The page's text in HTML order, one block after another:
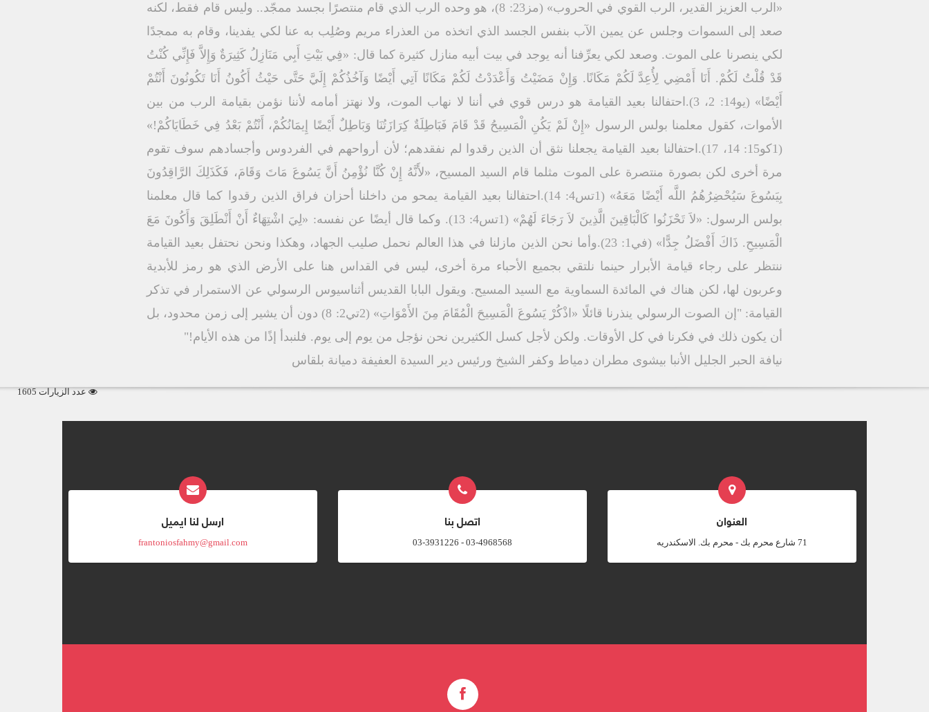
«الرب العزيز القدير، الرب القوي في الحروب» (مز23: 8)، هو وحده الرب الذي قام منتصرًا بجسد ممجّد.. وليس قام فقط، لكنه
صعد إلى السموات وجلس عن يمين الآب بنفس الجسد الذي اتخذه من العذراء مريم وصُلِب به عنا لكي يفدينا، وقام به ممجدًا
لكي ينصرنا على الموت. وصعد لكي يعرِّفنا أنه يوجد في بيت أبيه منازل كثيرة كما قال: «فِي بَيْتِ أَبِي مَنَازِلُ كَثِيرَةٌ وَإِلاَّ فَإِنِّي كُنْتُ
قَدْ قُلْتُ لَكُمْ. أَنَا أَمْضِي لِأُعِدَّ لَكُمْ مَكَانًا. وَإِنْ مَضَيْتُ وَأَعْدَدْتُ لَكُمْ مَكَانًا آتِي أَيْضًا وَآخُذُكُمْ إِلَيَّ حَتَّى حَيْثُ أَكُونُ أَنَا تَكُونُونَ أَنْتُمْ
أَيْضًا» (يو14: 2، 3).احتفالنا بعيد القيامة هو درس قوي في أننا لا نهاب الموت، ولا نهتز أمامه لأننا نؤمن بقيامة الرب من بين
الأموات، كقول معلمنا بولس الرسول «إِنْ لَمْ يَكُنِ الْمَسِيحُ قَدْ قَامَ فَبَاطِلَةٌ كِرَازَتُنَا وَبَاطِلٌ أَيْضًا إِيمَانُكُمْ، أَنْتُمْ بَعْدُ فِي خَطَايَاكُمْ!»
(1كو15: 14، 17).احتفالنا بعيد القيامة يجعلنا نثق أن الذين رقدوا لم نفقدهم؛ لأن أرواحهم في الفردوس وأجسادهم سوف تقوم
مرة أخرى لكن بصورة منتصرة على الموت مثلما قام السيد المسيح، «لأَنَّهُ إِنْ كُنَّا نُؤْمِنُ أَنَّ يَسُوعَ مَاتَ وَقَامَ، فَكَذَلِكَ الرَّاقِدُونَ
بِيَسُوعَ سَيُحْضِرُهُمُ اللَّه أَيْضًا مَعَهُ» (1تس4: 14).احتفالنا بعيد القيامة يمحو من داخلنا أحزان فراق الذين رقدوا كما قال معلمنا
بولس الرسول: «لاَ تَحْزَنُوا كَالْبَاقِينَ الَّذِينَ لاَ رَجَاءَ لَهُمْ» (1تس4: 13). وكما قال أيضًا عن نفسه: «لِيَ اشْتِهَاءٌ أَنْ أَنْطَلِقَ وَأَكُونَ مَعَ
الْمَسِيحِ. ذَاكَ أَفْضَلُ جِدًّا» (في1: 23).وأما نحن الذين مازلنا في هذا العالم نحمل صليب الجهاد، وهكذا ونحن نحتفل بعيد القيامة
ننتظر على رجاء قيامة الأبرار حينما نلتقي بجميع الأحباء مرة أخرى، ليس في القداس هنا على الأرض الذي هو رمز للأبدية
وعربون لها، لكن هناك في المائدة السماوية مع السيد المسيح. ويقول البابا القديس أثناسيوس الرسولي عن الاستمرار في تذكر
القيامة: "إن الصوت الرسولي ينذرنا قائلًا «اذْكُرْ يَسُوعَ الْمَسِيحَ الْمُقَامَ مِنَ الأَمْوَاتِ» (2تي2: 8) دون أن يشير إلى زمن محدود، بل
أن يكون ذلك في فكرنا في كل الأوقات. ولكن لأجل كسل الكثيرين نحن نؤجل من يوم إلى يوم. فلنبدأ إذًا من هذه الأيام!"
نيافة الحبر الجليل الأنبا بيشوى مطران دمياط وكفر الشيخ ورئيس دير السيدة العفيفة دميانة بلقاس
عدد الزيارات 1605
العنوان
‎71 شارع محرم بك - محرم بك. الاسكندريه
اتصل بنا
03-4968568 - 03-3931226
ارسل لنا ايميل
frantoniosfahmy@gmail.com